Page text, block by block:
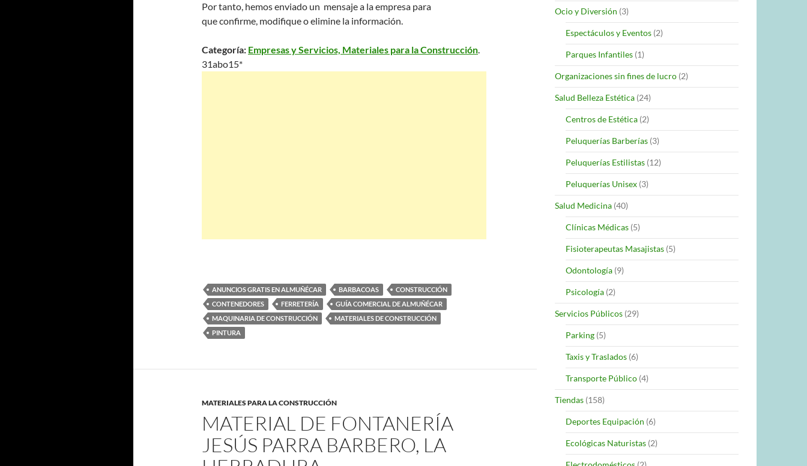
Por tanto, hemos enviado un mensaje a la empresa para
que confirme, modifique o elimine la información.
Categoría: Empresas y Servicios, Materiales para la Construcción.
31abo15*
ANUNCIOS GRATIS EN ALMUÑÉCAR BARBACOAS
CONSTRUCCIÓN
CONTENEDORES
FERRETERÍA
GUÍA COMERCIAL DE ALMUÑÉCAR
MAQUINARIA DE CONSTRUCCIÓN
MATERIALES DE CONSTRUCCIÓN
PINTURA
MATERIALES PARA LA CONSTRUCCIÓN
MATERIAL DE FONTANERÍA
JESÚS PARRA BARBERO, LA
Ocio y Diversión (3)
Espectáculos y Eventos (2)
Parques Infantiles (1)
Organizaciones sin fines de lucro (2)
Salud Belleza Estética (24)
Centros de Estética (2)
Peluquerías Barberías (3)
Peluquerías Estilistas (12)
Peluquerías Unisex (3)
Salud Medicina (40)
Clínicas Médicas (5)
Fisioterapeutas Masajistas (5)
Odontología (9)
Psicología (2)
Servicios Públicos (29)
Parking (5)
Taxis y Traslados (6)
Transporte Público (4)
Tiendas (158)
Deportes Equipación (6)
Ecológicas Naturistas (2)